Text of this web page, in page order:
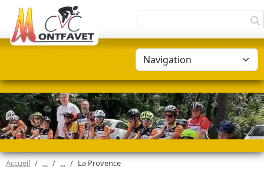
CHRISTOPHE VÉLO CLUB MONTFAVET
Accueil La Provence
Panneau de gestion des cookies